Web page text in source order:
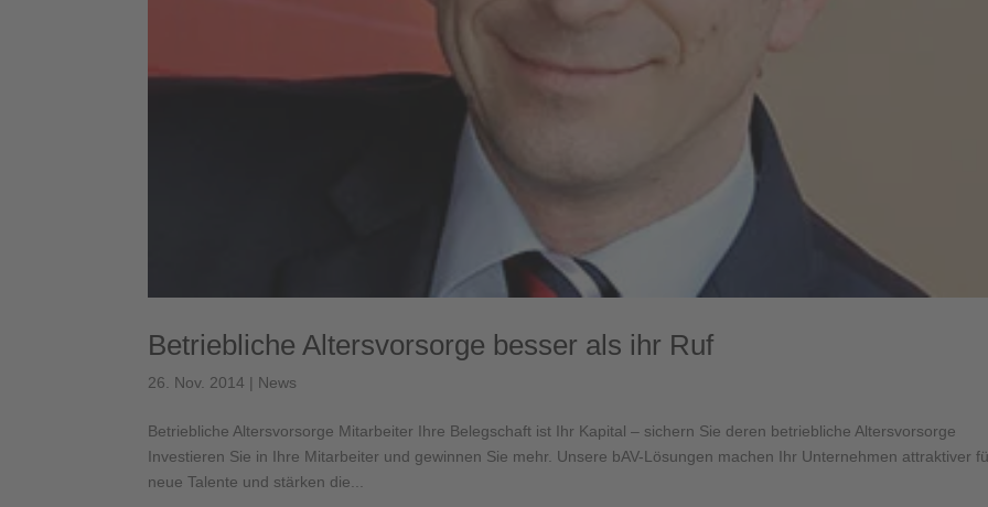
Betriebliche Altersvorsorge besser als ihr Ruf
26. Nov. 2014 | News
Betriebliche Altersvorsorge Mitarbeiter Ihre Belegschaft ist Ihr Kapital – sichern Sie deren betriebliche Altersvorsorge
Investieren Sie in Ihre Mitarbeiter und gewinnen Sie mehr. Unsere bAV-Lösungen machen Ihr Unternehmen attraktiver
neue Talente und stärken die...